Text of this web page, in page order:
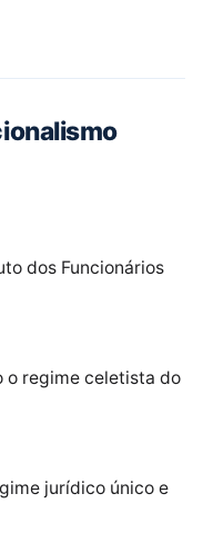
dos Funcionários
o regime celetista do
jurídico único e